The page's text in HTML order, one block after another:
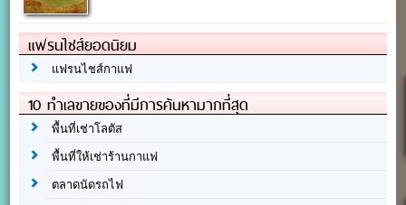
แฟรนไชส์ยอดนิยม
แฟรนไชส์กาแฟ
10 ทำเลขายของที่มีการค้นหามากที่สุด
พื้นที่เช่าโลตัส
พื้นที่ให้เช่าร้านกาแฟ
ตลาดนัดรถไฟ